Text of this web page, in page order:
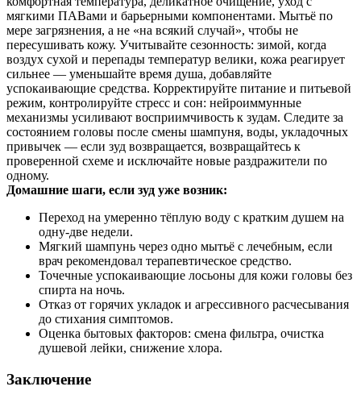
мягкими ПАВами и барьерными компонентами. Мытьё по
мере загрязнения, а не «на всякий случай», чтобы не
пересушивать кожу. Учитывайте сезонность: зимой, когда
воздух сухой и перепады температур велики, кожа реагирует
сильнее — уменьшайте время душа, добавляйте
успокаивающие средства. Корректируйте питание и питьевой
режим, контролируйте стресс и сон: нейроиммунные
механизмы усиливают восприимчивость к зудам. Следите за
состоянием головы после смены шампуня, воды, укладочных
привычек — если зуд возвращается, возвращайтесь к
проверенной схеме и исключайте новые раздражители по
одному.
Домашние шаги, если зуд уже возник:
Переход на умеренно тёплую воду с кратким душем на
одну-две недели.
Мягкий шампунь через одно мытьё с лечебным, если
врач рекомендовал терапевтическое средство.
Точечные успокаивающие лосьоны для кожи головы без
спирта на ночь.
Отказ от горячих укладок и агрессивного расчесывания
до стихания симптомов.
Оценка бытовых факторов: смена фильтра, очистка
душевой лейки, снижение хлора.
Заключение